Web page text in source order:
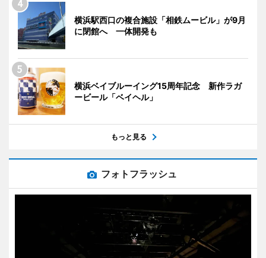
横浜駅西口の複合施設「相鉄ムービル」が9月
に閉館へ 一体開発も
横浜ベイブルーイング15周年記念 新作ラガ
ービール「ベイヘル」
もっと見る
フォトフラッシュ